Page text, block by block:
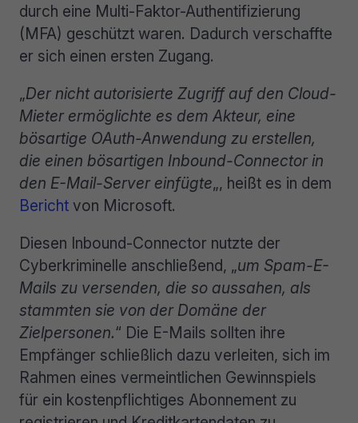
durch eine Multi-Faktor-Authentifizierung
(MFA) geschützt waren. Dadurch verschaffte
er sich einen ersten Zugang.
„Der nicht autorisierte Zugriff auf den Cloud-
Mieter ermöglichte es dem Akteur, eine
bösartige OAuth-Anwendung zu erstellen,
die einen bösartigen Inbound-Connector in
den E-Mail-Server einfügte„, heißt es in dem
Bericht von Microsoft.
Diesen Inbound-Connector nutzte der
Cyberkriminelle anschließend, „um Spam-E-
Mails zu versenden, die so aussahen, als
stammten sie von der Domäne der
Zielpersonen.“ Die E-Mails sollten ihre
Empfänger schließlich dazu verleiten, sich im
Rahmen eines vermeintlichen Gewinnspiels
für ein kostenpflichtiges Abonnement zu